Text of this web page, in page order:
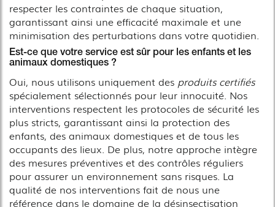
respecter les contraintes de chaque situation,
garantissant ainsi une efficacité maximale et une
minimisation des perturbations dans votre quotidien.
Est-ce que votre service est sûr pour les enfants et les
animaux domestiques ?
Oui, nous utilisons uniquement des produits certifiés
spécialement sélectionnés pour leur innocuité. Nos
interventions respectent les protocoles de sécurité les
plus stricts, garantissant ainsi la protection des
enfants, des animaux domestiques et de tous les
occupants des lieux. De plus, notre approche intègre
des mesures préventives et des contrôles réguliers
pour assurer un environnement sans risques. La
qualité de nos interventions fait de nous une
référence dans le domaine de la désinsectisation